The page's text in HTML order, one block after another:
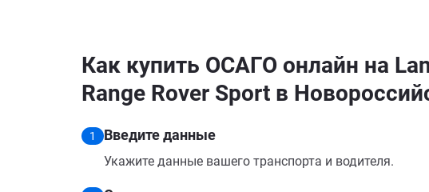
Как купить ОСАГО онлайн на
Range Rover Sport в
1 Введите данные
Укажите данные вашего транспорта и водителя.